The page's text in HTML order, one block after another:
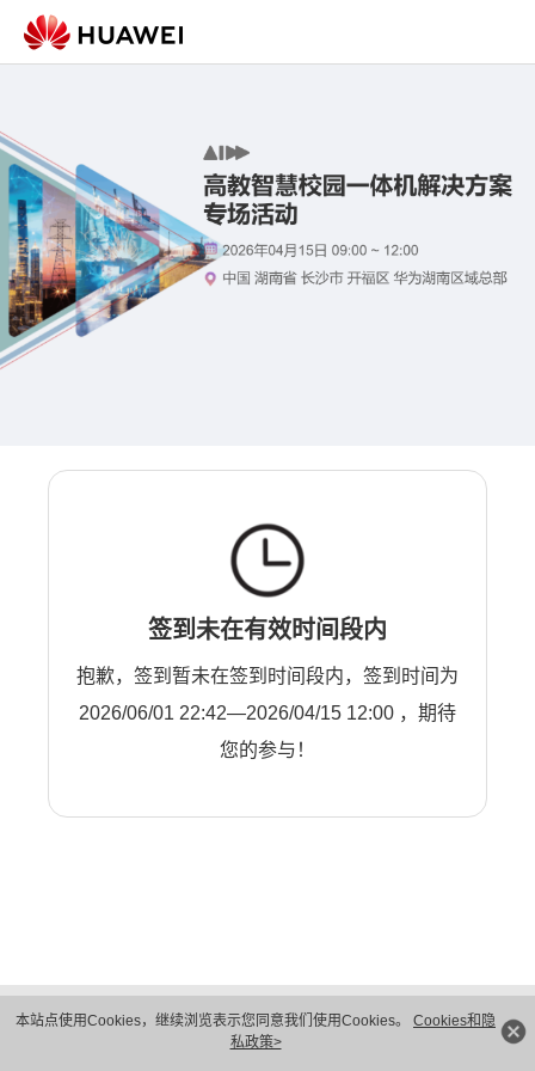
本站点使用Cookies，继续浏览表示您同意我们使用Cookies。 Cookies和隐
私政策>
签到未在有效时间段内
抱歉，签到暂未在签到时间段内，签到时间为
2026/06/01 22:42—2026/04/15 12:00 ，期待
您的参与！
隐私保护
法律声明